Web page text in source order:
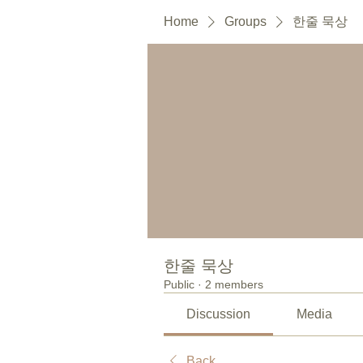
Home Groups 한줄 묵상
한줄 묵상
Public · 2 members
Discussion Media